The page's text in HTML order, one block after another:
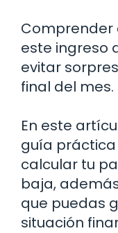
Comprender
este ingreso
evitar
final del mes.
En este
guía
calcular tu
baja,
que puedas
situación